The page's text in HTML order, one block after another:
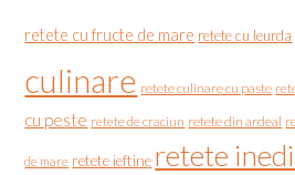
retete cu fructe de mare retete cu leurda
culinare retete culinare cu paste
cu peste retete de craciun retete din ardeal
de mare retete ieftine retete